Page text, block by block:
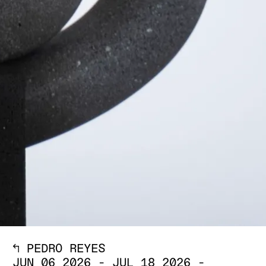
↖ PEDRO REYES
JUN 06 2026 - JUL 18 2026 -